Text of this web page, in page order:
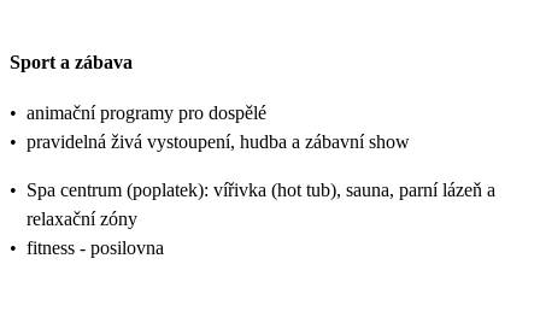
Sport a zábava
• animační programy pro dospělé
• pravidelná živá vystoupení, hudba a zábavní show
• Spa centrum (poplatek): vířivka (hot tub), sauna, parní lázeň a
relaxační zóny
• fitness - posilovna